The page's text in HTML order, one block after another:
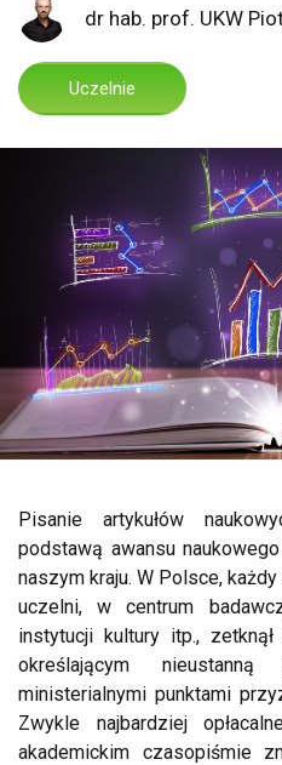
dr hab. prof. UKW
Uczelnie
Pisanie artykułów
podstawą awansu
naszym kraju. W Polsce,
uczelni, w centrum
instytucji kultury itp.,
określającym
ministerialnymi punktami
Zwykle najbardziej
akademickim czasopiśmie